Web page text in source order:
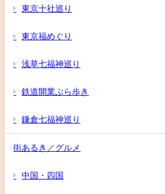
東京十社巡り
東京福めぐり
浅草七福神巡り
鉄道開業ぶら歩き
鎌倉七福神巡り
街あるき／グルメ
中国・四国